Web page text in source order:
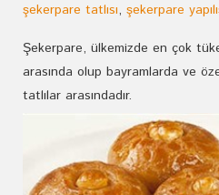
şekerpare tatlısı, şekerpare
Şekerpare, ülkemizde en çok
arasında olup bayramlarda ve
tatlılar arasındadır.